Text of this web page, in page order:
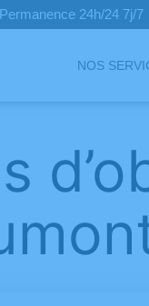
24h/24 7j/7
NOS